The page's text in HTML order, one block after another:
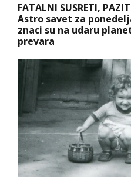
FATALNI SUSRETI,
Astro savet za
znaci su na udaru
prevara